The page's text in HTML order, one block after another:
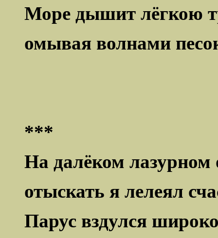
Море дышит лёгкою
омывая волнами
***
На далёком лазурном
отыскать я лелеял
Парус вздулся